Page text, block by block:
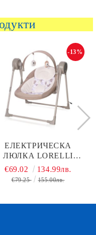
ЕЛЕКТРИЧЕСКА
ЛЮЛКА LORELLI
BEIGE RHINO
-13%
€69.02 134.99лв.
€79.25 155.00лв.